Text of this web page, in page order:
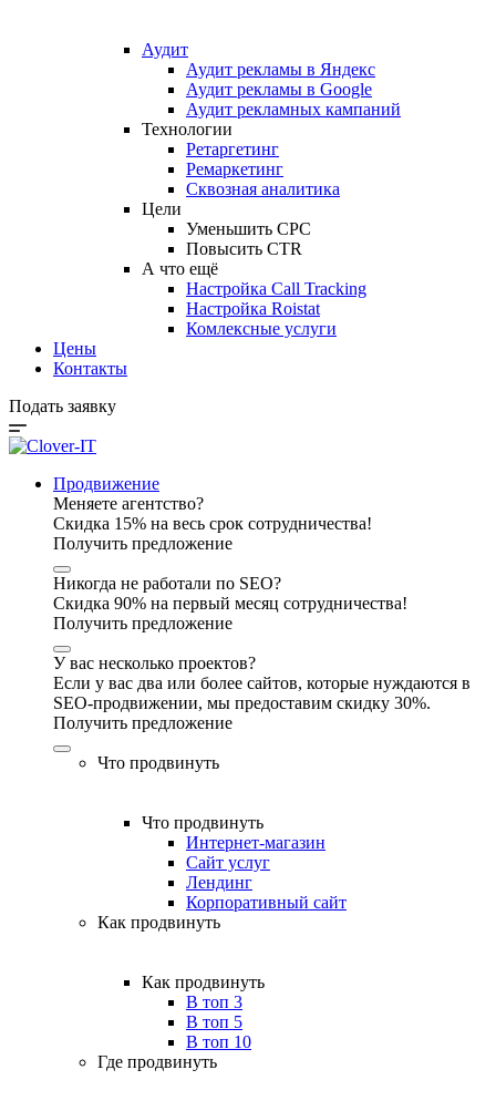
Аудит
Аудит рекламы в Яндекс
Аудит рекламы в Google
Аудит рекламных кампаний
Технологии
Ретаргетинг
Ремаркетинг
Сквозная аналитика
Цели
Уменьшить CPC
Повысить CTR
А что ещё
Настройка Call Tracking
Настройка Roistat
Комлексные услуги
Цены
Контакты
Подать заявку
Продвижение
Меняете агентство?
Скидка 15% на весь срок сотрудничества!
Получить предложение
Никогда не работали по SEO?
Скидка 90% на первый месяц сотрудничества!
Получить предложение
У вас несколько проектов?
Если у вас два или более сайтов, которые нуждаются в
SEO-продвижении, мы предоставим скидку 30%.
Получить предложение
Что продвинуть
Что продвинуть
Интернет-магазин
Сайт услуг
Лендинг
Корпоративный сайт
Как продвинуть
Как продвинуть
В топ 3
В топ 5
В топ 10
Где продвинуть